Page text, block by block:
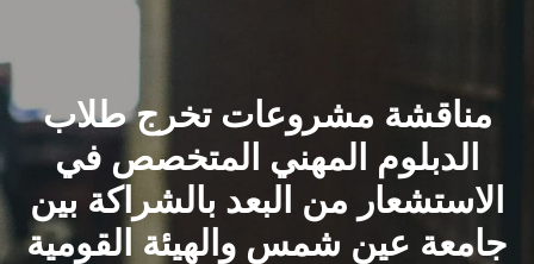
الشئون الأكاديمية
البحث العلمي
الرعاية الصحية
مناقشة مشروعات تخرج طلاب
الدبلوم المهني المتخصص في
الاستشعار من البعد بالشراكة بين
جامعة عين شمس والهيئة القومية